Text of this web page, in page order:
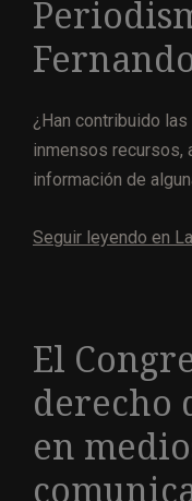
¿Han contribuido
inmensos recursos,
información de
Seguir leyendo en
El
derecho
en